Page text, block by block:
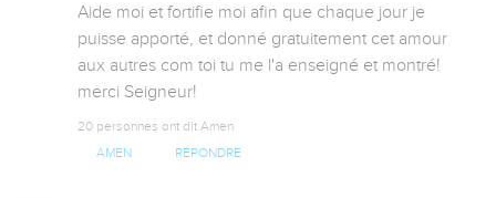
Aide moi et fortifie moi afin que chaque jour je
puisse apporté, et donné gratuitement cet amour
aux autres com toi tu me l'a enseigné et montré!
merci Seigneur!
20 personnes ont dit Amen
AMEN RÉPONDRE